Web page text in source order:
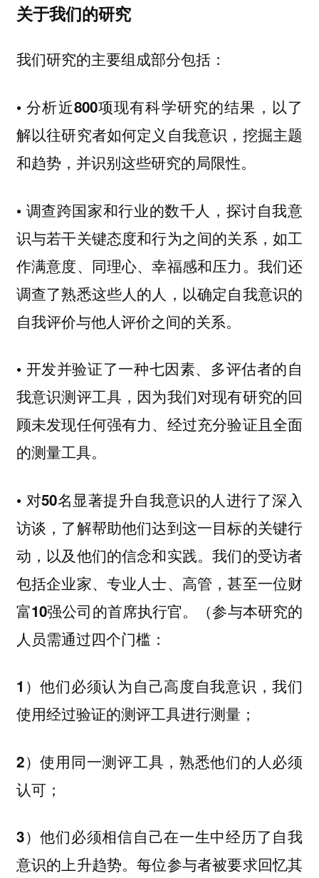
关于我们的研究
我们研究的主要组成部分包括：
• 分析近800项现有科学研究的结果，以了
解以往研究者如何定义自我意识，挖掘主题
和趋势，并识别这些研究的局限性。
• 调查跨国家和行业的数千人，探讨自我意
识与若干关键态度和行为之间的关系，如工
作满意度、同理心、幸福感和压力。我们还
调查了熟悉这些人的人，以确定自我意识的
自我评价与他人评价之间的关系。
• 开发并验证了一种七因素、多评估者的自
我意识测评工具，因为我们对现有研究的回
顾未发现任何强有力、经过充分验证且全面
的测量工具。
• 对50名显著提升自我意识的人进行了深入
访谈，了解帮助他们达到这一目标的关键行
动，以及他们的信念和实践。我们的受访者
包括企业家、专业人士、高管，甚至一位财
富10强公司的首席执行官。（参与本研究的
人员需通过四个门槛：
1）他们必须认为自己高度自我意识，我们
使用经过验证的测评工具进行测量；
2）使用同一测评工具，熟悉他们的人必须
认可；
3）他们必须相信自己在一生中经历了自我
意识的上升趋势。每位参与者被要求回忆其